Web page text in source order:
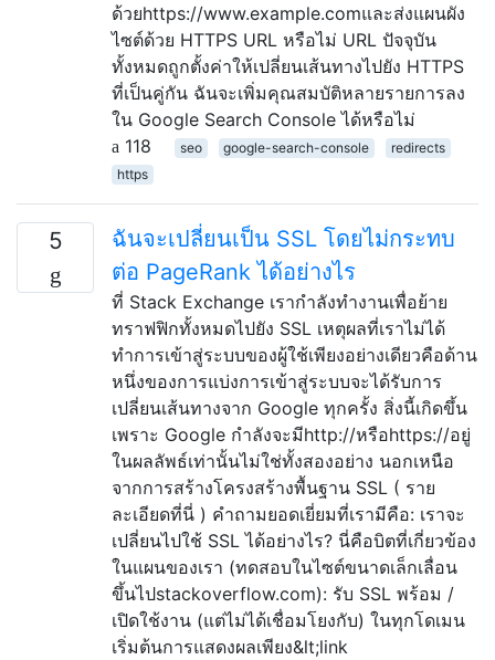
ด้วยhttps://www.example.comและส่งแผนผัง
ไซต์ด้วย HTTPS URL หรือไม่ URL ปัจจุบัน
ทั้งหมดถูกตั้งค่าให้เปลี่ยนเส้นทางไปยัง HTTPS
ที่เป็นคู่กัน ฉันจะเพิ่มคุณสมบัติหลายรายการลง
ใน Google Search Console ได้หรือไม่
118
seo google-search-console
redirects
https
5
ฉันจะเปลี่ยนเป็น SSL โดยไม่กระทบ
ต่อ PageRank ได้อย่างไร
ที่ Stack Exchange เรากำลังทำงานเพื่อย้าย
ทราฟฟิกทั้งหมดไปยัง SSL เหตุผลที่เราไม่ได้
ทำการเข้าสู่ระบบของผู้ใช้เพียงอย่างเดียวคือด้าน
หนึ่งของการแบ่งการเข้าสู่ระบบจะได้รับการ
เปลี่ยนเส้นทางจาก Google ทุกครั้ง สิ่งนี้เกิดขึ้น
เพราะ Google กำลังจะมีhttp://หรือhttps://อยู่
ในผลลัพธ์เท่านั้นไม่ใช่ทั้งสองอย่าง นอกเหนือ
จากการสร้างโครงสร้างพื้นฐาน SSL ( ราย
ละเอียดที่นี่ ) คำถามยอดเยี่ยมที่เรามีคือ: เราจะ
เปลี่ยนไปใช้ SSL ได้อย่างไร? นี่คือบิตที่เกี่ยวข้อง
ในแผนของเรา (ทดสอบในไซต์ขนาดเล็กเลื่อน
ขึ้นไปstackoverflow.com): รับ SSL พร้อม /
เปิดใช้งาน (แต่ไม่ได้เชื่อมโยงกับ) ในทุกโดเมน
เริ่มต้นการแสดงผลเพียง&lt;link